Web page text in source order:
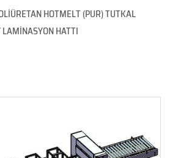
HOTMELT (PUR) TUTKAL
HATTI